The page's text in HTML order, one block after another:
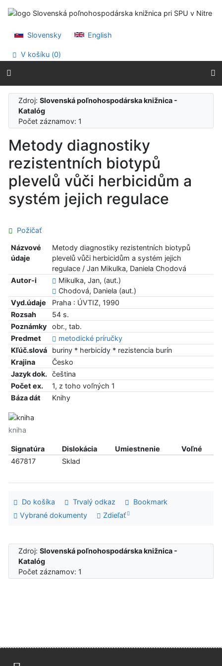
Prejsť na menu
Slovensky
English
V košíku (0)
Zdroj:Slovenská poľnohospodárska knižnica -
Katalóg
Počet záznamov: 1
Metody diagnostiky
rezistentních biotypů
plevelů vůči herbicidům a
systém jejich regulace
Požičať
Názvové
údaje
Metody diagnostiky rezistentních biotypů
plevelů vůči herbicidům a systém jejich
regulace / Jan Mikulka, Daniela Chodová
Autor-i
Mikulka, Jan, (aut.)
Chodová, Daniela (aut.)
Vyd.údaje
Praha : ÚVTIZ, 1990
Rozsah
54 s.
Poznámky
obr., tab.
Predmet
metodické príručky
Kľúč.slová
buriny * herbicídy * rezistencia burín
Krajina
Česko
Jazyk dok.
čeština
Počet ex.
1, z toho voľných 1
Báza dát
Knihy
kniha
Signatúra Dislokácia Umiestnenie
Voľné
467817
Sklad
Do košíka Trvalý odkaz
Bookmark
Vybrané dokumenty
Zdieľať
Zdroj:Slovenská poľnohospodárska knižnica -
Katalóg
Počet záznamov: 1